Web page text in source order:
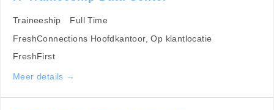
p
Traineeship
Full Time
FreshConnections Hoofdkantoor Op klantlocatie
FreshFirst
Meer details